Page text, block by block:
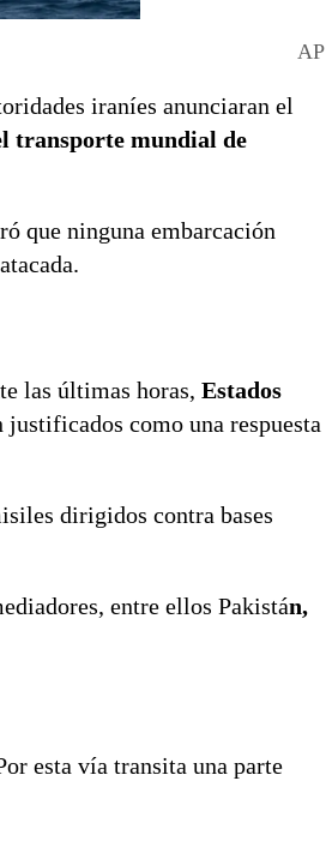
AP
iraníes anunciaran el
transporte mundial de
que ninguna embarcación
las últimas horas, Estados
como una respuesta
dirigidos contra bases
entre ellos Pakistán,
esta vía transita una parte